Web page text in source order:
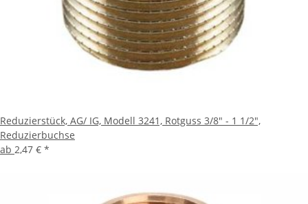
Reduzierstück, AG/ IG, Modell 3241, Rotguss 3/8" - 1 1/2",
Reduzierbuchse
ab 2,47 € *